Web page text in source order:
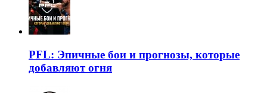
PFL: Эпичные бои и прогнозы, которые
добавляют огня